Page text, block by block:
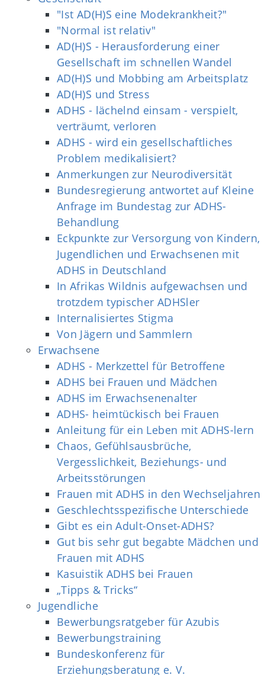
"Ist AD(H)S eine Modekrankheit?"
"Normal ist relativ"
AD(H)S - Herausforderung einer
Gesellschaft im schnellen Wandel
AD(H)S und Mobbing am Arbeitsplatz
AD(H)S und Stress
ADHS - lächelnd einsam - verspielt,
verträumt, verloren
ADHS - wird ein gesellschaftliches
Problem medikalisiert?
Anmerkungen zur Neurodiversität
Bundesregierung antwortet auf Kleine
Anfrage im Bundestag zur ADHS-
Behandlung
Eckpunkte zur Versorgung von Kindern,
Jugendlichen und Erwachsenen mit
ADHS in Deutschland
In Afrikas Wildnis aufgewachsen und
trotzdem typischer ADHSler
Internalisiertes Stigma
Von Jägern und Sammlern
Erwachsene
ADHS - Merkzettel für Betroffene
ADHS bei Frauen und Mädchen
ADHS im Erwachsenenalter
ADHS- heimtückisch bei Frauen
Anleitung für ein Leben mit ADHS-lern
Chaos, Gefühlsausbrüche,
Vergesslichkeit, Beziehungs- und
Arbeitsstörungen
Frauen mit ADHS in den Wechseljahren
Geschlechtsspezifische Unterschiede
Gibt es ein Adult-Onset-ADHS?
Gut bis sehr gut begabte Mädchen und
Frauen mit ADHS
Kasuistik ADHS bei Frauen
„Tipps & Tricks“
Jugendliche
Bewerbungsratgeber für Azubis
Bewerbungstraining
Bundeskonferenz für
Erziehungsberatung e. V.